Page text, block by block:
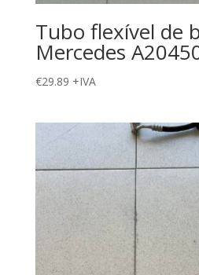
Tubo flexível de
Mercedes
€29.89 +IVA